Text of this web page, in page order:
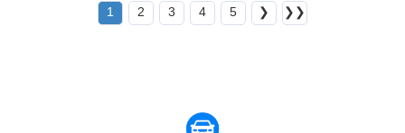
1 2 3 4 5 ❯ ❯❯